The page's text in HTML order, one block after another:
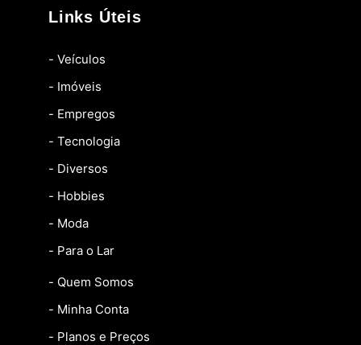
Links Úteis
- Veículos
- Imóveis
- Empregos
- Tecnologia
- Diversos
- Hobbies
- Moda
- Para o Lar
- Quem Somos
- Minha Conta
- Planos e Preços